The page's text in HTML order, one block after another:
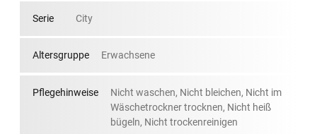
Serie City
Altersgruppe Erwachsene
Pflegehinweise
Nicht waschen, Nicht bleichen, Nicht im
Wäschetrockner trocknen, Nicht heiß
bügeln, Nicht trockenreinigen